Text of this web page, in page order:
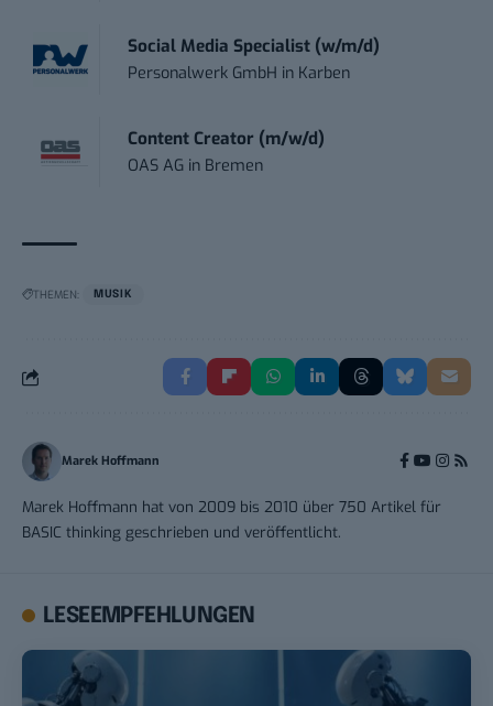
Social Media Specialist (w/m/d)
Personalwerk GmbH in Karben
Content Creator (m/w/d)
OAS AG in Bremen
THEMEN: MUSIK
Marek Hoffmann
Marek Hoffmann hat von 2009 bis 2010 über 750 Artikel für
BASIC thinking geschrieben und veröffentlicht.
LESEEMPFEHLUNGEN